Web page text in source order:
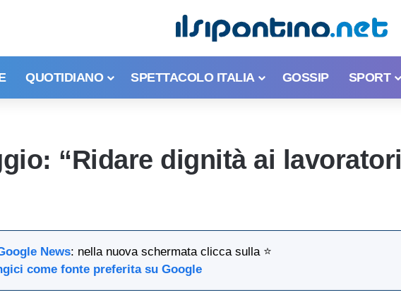
QUOTIDIANO SPETTACOLO ITALIA GOSSIP SPORT
“Ridare dignità ai lavoratori
News: nella nuova schermata clicca sulla ⭐
come fonte preferita su Google